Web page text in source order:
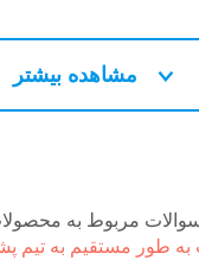
مشاهده بیشتر